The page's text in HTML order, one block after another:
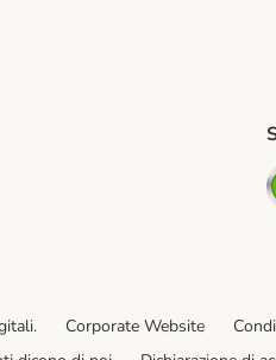
Method
Shipping Method
Corporate Website